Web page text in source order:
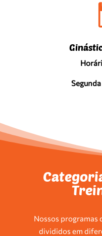
Nossos programas
divididos em